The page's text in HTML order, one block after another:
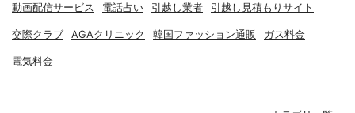
動画配信サービス 電話占い 引越し業者 引越し見積もりサイト
交際クラブ AGAクリニック 韓国ファッション通販 ガス料金
電気料金